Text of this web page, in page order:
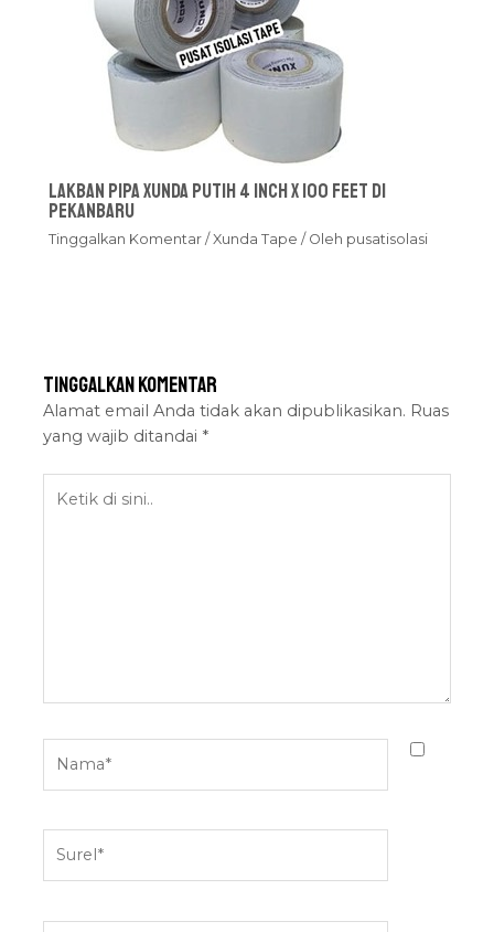
Lakban Pipa Xunda Putih 4 inch x 100 feet Di
Pekanbaru
Tinggalkan Komentar /Xunda Tape / Oleh pusatisolasi
Tinggalkan Komentar
Alamat email Anda tidak akan dipublikasikan. Ruas
yang wajib ditandai *